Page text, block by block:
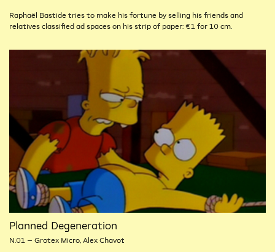
Raphaël Bastide tries to make his fortune by selling his friends and
relatives classified ad spaces on his strip of paper: €1 for 10 cm.
Planned Degeneration
N.01 – Grotex Micro, Alex Chavot